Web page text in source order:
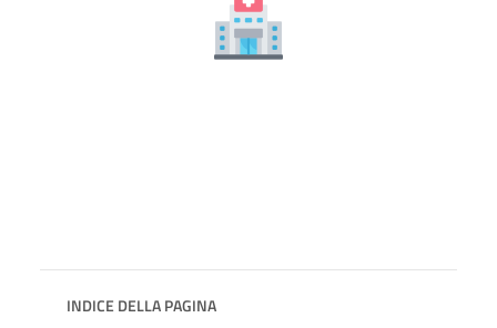
INDICE DELLA PAGINA